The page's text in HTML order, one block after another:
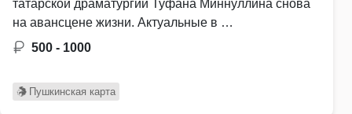
татарской драматургии Туфана Миннуллина снова
на авансцене жизни. Актуальные в …
500 - 1000
Пушкинская карта